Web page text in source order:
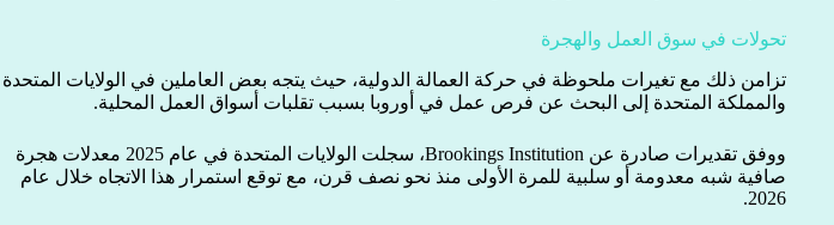
تحولات في سوق العمل والهجرة
تزامن ذلك مع تغيرات ملحوظة في حركة العمالة الدولية، حيث يتجه بعض العاملين في الولايات المتحدة
والمملكة المتحدة إلى البحث عن فرص عمل في أوروبا بسبب تقلبات أسواق العمل المحلية.
ووفق تقديرات صادرة عن Brookings Institution، سجلت الولايات المتحدة في عام 2025 معدلات هجرة
صافية شبه معدومة أو سلبية للمرة الأولى منذ نحو نصف قرن، مع توقع استمرار هذا الاتجاه خلال عام
2026.